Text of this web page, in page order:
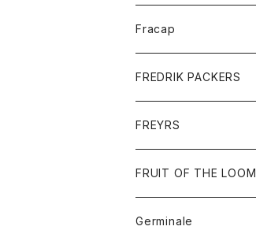
Tシャツ
ニット
Fracap
グッズ
靴
FREDRIK PACKERS
アクセサリー
バッグ
FREYRS
サングラス
FRUIT OF THE LOOM
アウター
Germinale